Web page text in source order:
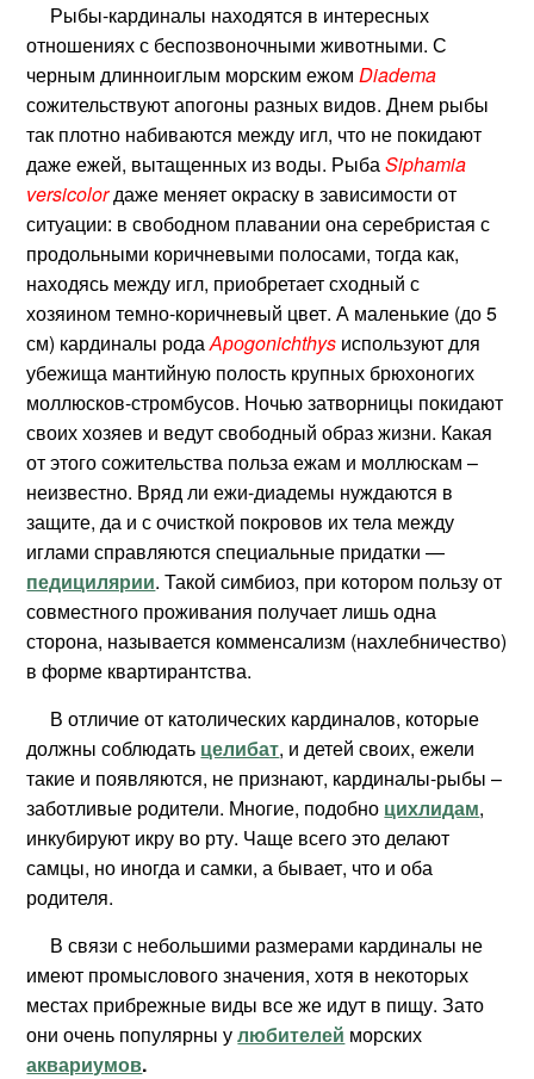
Рыбы-кардиналы находятся в интересных
отношениях с беспозвоночными животными. С
черным длинноиглым морским ежомDiadema
сожительствуют апогоны разных видов. Днем рыбы
так плотно набиваются между игл, что не покидают
даже ежей, вытащенных из воды. РыбаSiphamia
versicolorдаже меняет окраску в зависимости от
ситуации: в свободном плавании она серебристая с
продольными коричневыми полосами, тогда как,
находясь между игл, приобретает сходный с
хозяином темно-коричневый цвет. А маленькие (до 5
см) кардиналы родаАроgonichthys используют для
убежища мантийную полость крупных брюхоногих
моллюсков-стромбусов. Ночью затворницы покидают
своих хозяев и ведут свободный образ жизни. Какая
от этого сожительства польза ежам и моллюскам –
неизвестно. Вряд ли ежи-диадемы нуждаются в
защите, да и с очисткой покровов их тела между
иглами справляются специальные придатки —
педицилярии. Такой симбиоз, при котором пользу от
совместного проживания получает лишь одна
сторона, называется комменсализм (нахлебничество)
в форме квартирантства.
В отличие от католических кардиналов, которые
должны соблюдать целибат, и детей своих, ежели
такие и появляются, не признают, кардиналы-рыбы –
заботливые родители. Многие, подобно цихлидам,
инкубируют икру во рту. Чаще всего это делают
самцы, но иногда и самки, а бывает, что и оба
родителя.
В связи с небольшими размерами кардиналы не
имеют промыслового значения, хотя в некоторых
местах прибрежные виды все же идут в пищу. Зато
они очень популярны улюбителей морских
аквариумов.